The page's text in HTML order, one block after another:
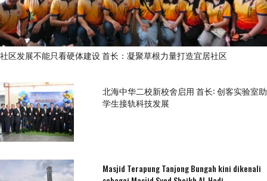
社区发展不能只看硬体建设 首长：凝聚草根力量打造宜居社区
北海中华二校新校舍启用 首长: 创客实验室助
学生接轨科技发展
Masjid Terapung Tanjong Bungah kini dikenali